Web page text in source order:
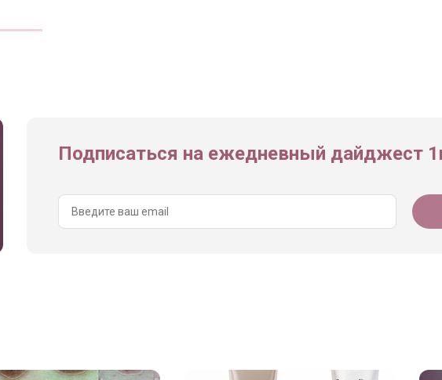
Подписаться на ежедневный дайджест